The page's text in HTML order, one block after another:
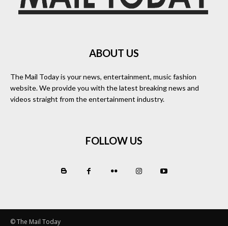
ABOUT US
The Mail Today is your news, entertainment, music fashion
website. We provide you with the latest breaking news and
videos straight from the entertainment industry.
FOLLOW US
© The Mail Today